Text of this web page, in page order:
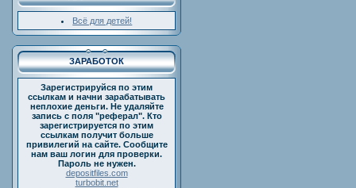
Всё для детей!
ЗАРАБОТОК
Зарегистрируйся по этим
ссылкам и начни зарабатывать
неплохие деньги. Не удаляйте
запись с поля "реферал". Кто
зарегистрируется по этим
ссылкам получит больше
привилегий на сайте. Сообщите
нам ваш логин для проверки.
Пароль не нужен.
depositfiles.com
turbobit.net